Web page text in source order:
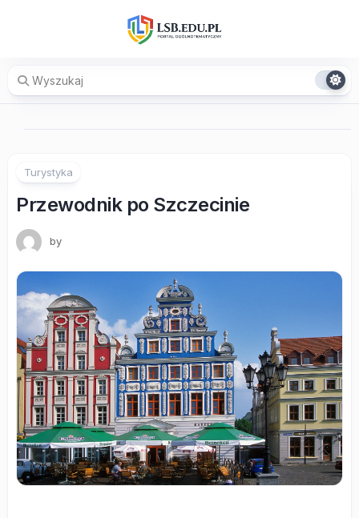
Turystyka
Przewodnik po Szczecinie
by